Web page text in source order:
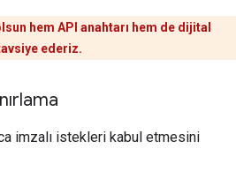
hem API anahtarı hem de dijital
ederiz.
imzalı istekleri kabul etmesini